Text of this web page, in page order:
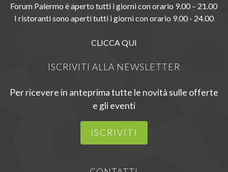
Forum Palermo è aperto tutti i giorni con orario 9.00 – 21.00
I ristoranti sono aperti tutti i giorni con orario 9.00 - 24.00
CLICCA QUI
ISCRIVITI ALLA NEWSLETTER
Per ricevere in anteprima tutte le novità sulle offerte
e gli eventi
ISCRIVITI